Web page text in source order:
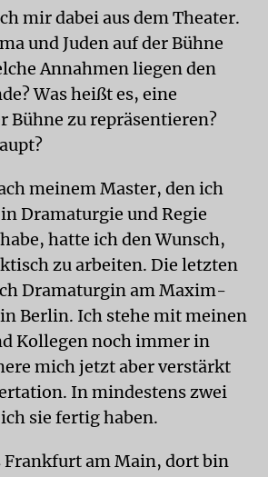
mir dabei aus dem Theater.
und Juden auf der Bühne
Annahmen liegen den
Was heißt es, eine
Bühne zu repräsentieren?
meinem Master, den ich
Dramaturgie und Regie
hatte ich den Wunsch,
zu arbeiten. Die letzten
Dramaturgin am Maxim-
Berlin. Ich stehe mit meinen
Kollegen noch immer in
mich jetzt aber verstärkt
In mindestens zwei
sie fertig haben.
Frankfurt am Main, dort bin